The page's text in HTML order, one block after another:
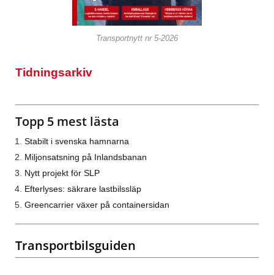
Transportnytt nr 5-2026
Tidningsarkiv
Topp 5 mest lästa
Stabilt i svenska hamnarna
Miljonsatsning på Inlandsbanan
Nytt projekt för SLP
Efterlyses: säkrare lastbilssläp
Greencarrier växer på containersidan
Transportbilsguiden